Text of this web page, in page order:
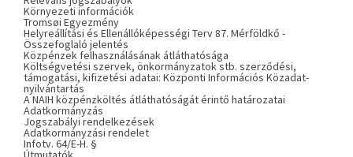
Környezeti információk
Tromsøi Egyezmény
Helyreállítási és Ellenállóképességi Terv 87. Mérföldkő -
Összefoglaló jelentés
Közpénzek felhasználásának átláthatósága
Költségvetési szervek, önkormányzatok stb. szerződési,
támogatási, kifizetési adatai: Központi Információs Közadat-
nyilvántartás
A NAIH közpénzköltés átláthatóságát érintő határozatai
Adatkormányzás
Jogszabályi rendelkezések
Adatkormányzási rendelet
Infotv. 64/E-H. §